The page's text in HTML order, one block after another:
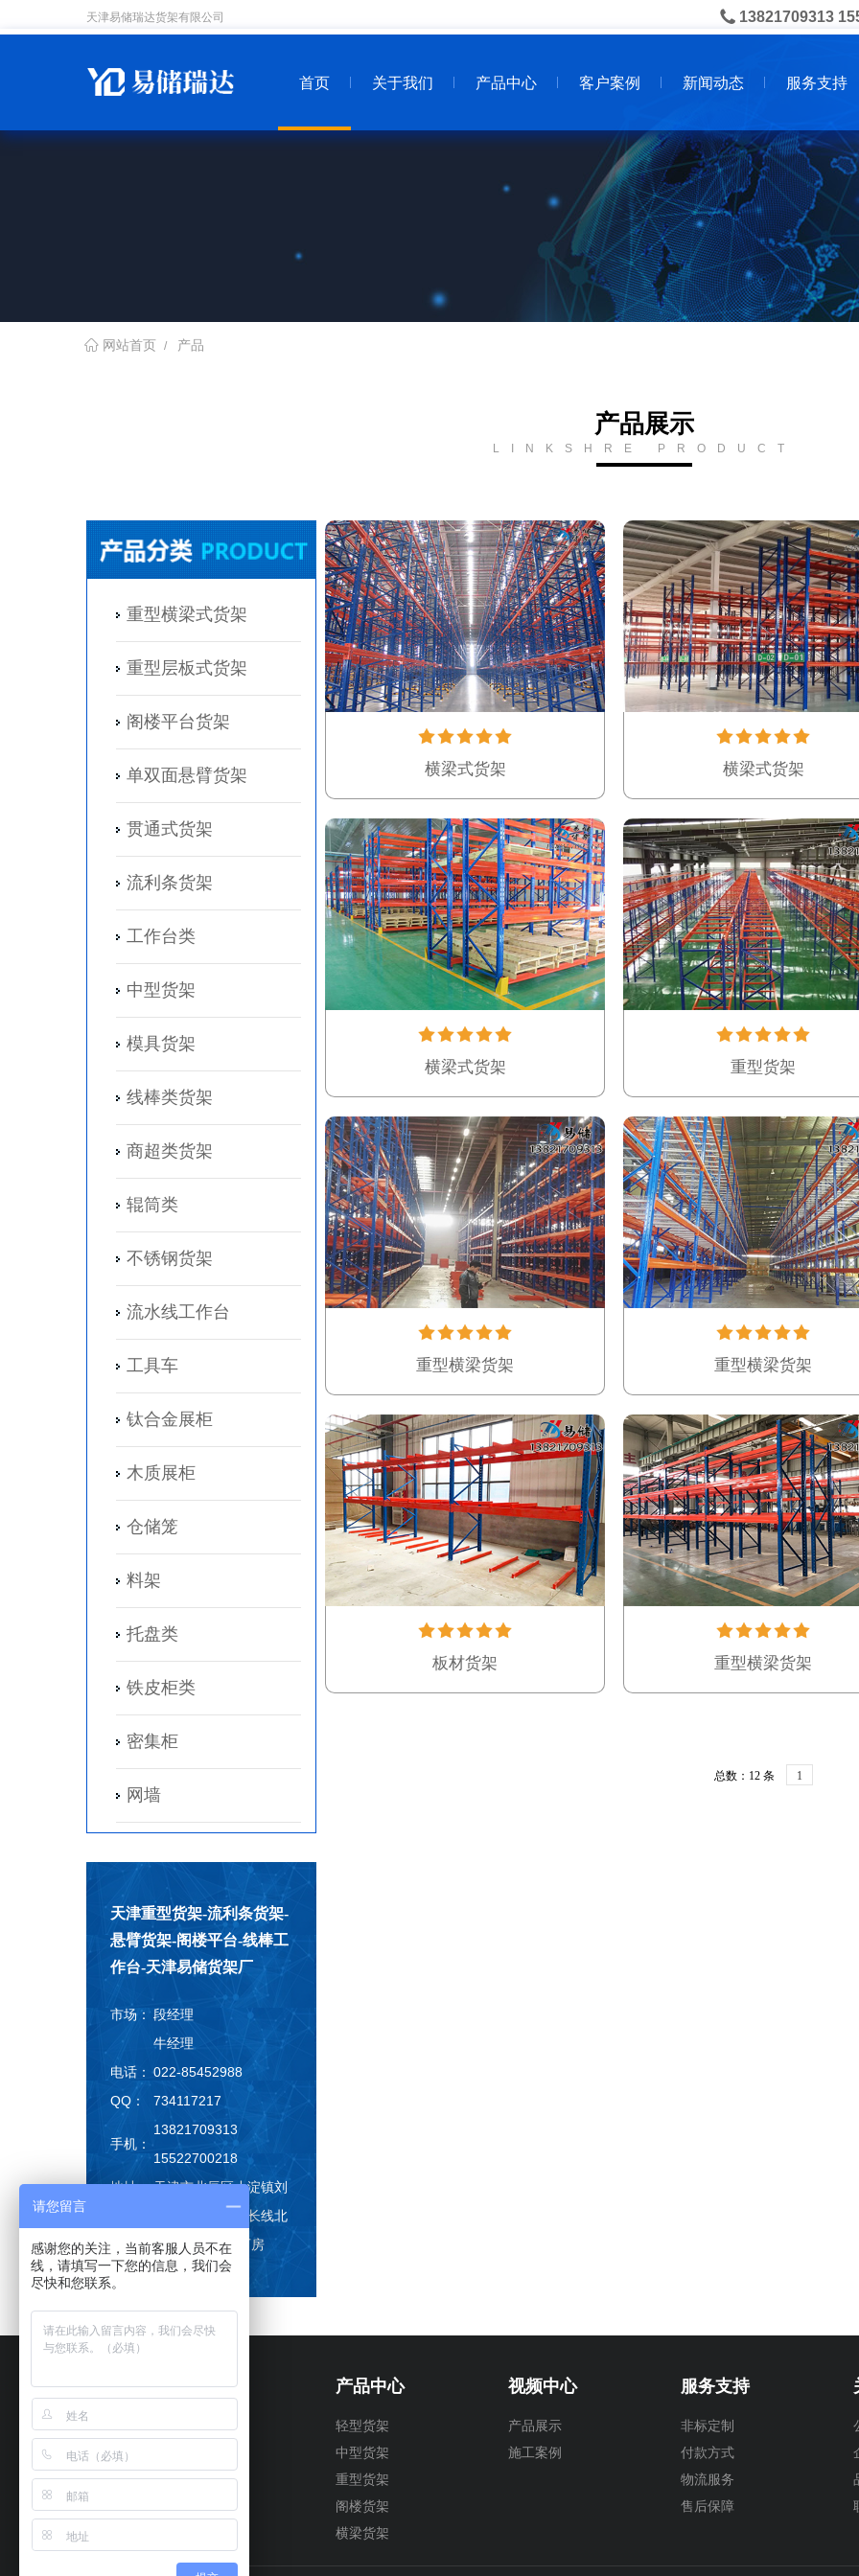
天津易储瑞达货架有限公司 13821709313
首页 关于我们 产品中心 客户案例 新闻动态 服务支持
网站首页 产品
产品展示
LINKSHRE PRODUCT
重型横梁式货架
重型层板式货架
阁楼平台货架
单双面悬臂货架
贯通式货架
流利条货架
工作台类
中型货架
模具货架
线棒类货架
商超类货架
辊筒类
不锈钢货架
流水线工作台
工具车
钛合金展柜
木质展柜
仓储笼
料架
托盘类
铁皮柜类
密集柜
网墙
天津重型货架-流利条货架-
悬臂货架-阁楼平台-线棒工
作台-天津易储货架厂
市场： 段经理
牛经理
电话： 022-85452988
QQ：
734117217
手机：
13821709313
15522700218
地址：天津市北辰区小淀镇刘
安庄村北仓道延长线北
侧150米第5栋厂房
横梁式货架 横梁式货架
横梁式货架 重型货架
重型横梁货架 重型横梁货架
板材货架 重型横梁货架
总数：12 条 1
产品中心
轻型货架
中型货架
重型货架
阁楼货架
横梁货架
视频中心
产品展示
施工案例
服务支持
非标定制
付款方式
物流服务
售后保障
请您留言
感谢您的关注，当前客服人员不在
线，请填写一下您的信息，我们会
尽快和您联系。